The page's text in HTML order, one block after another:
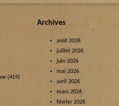
(419)
Archives
août 2026
juillet 2026
juin 2026
mai 2026
avril 2026
mars 2026
février 2026